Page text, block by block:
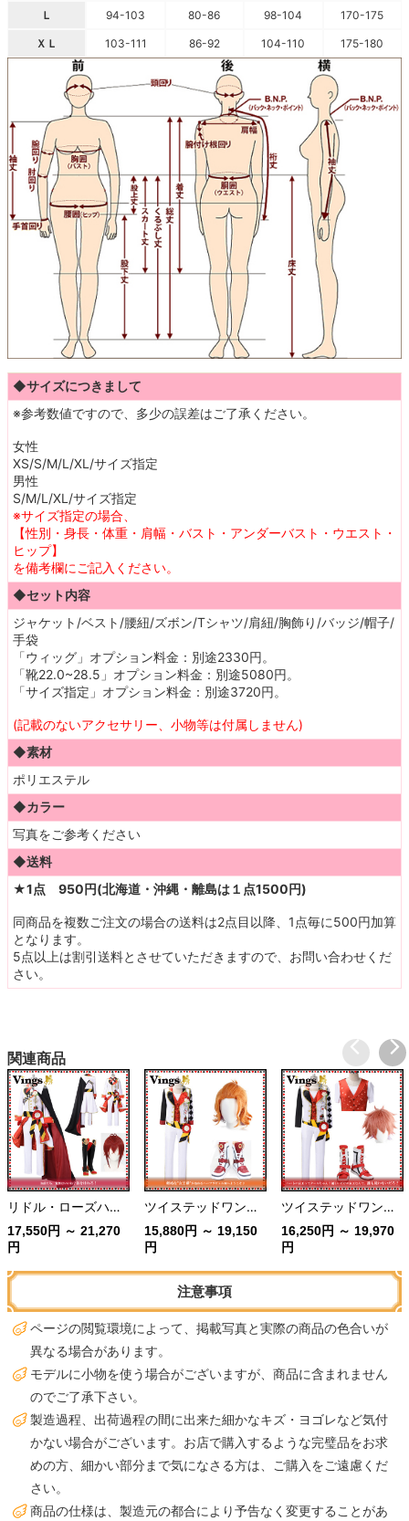
Ｌ
ＸＬ
94-103
103-111
80-86
86-92
98-104
104-110
170-175
175-180
◆サイズにつきまして
※参考数値ですので、多少の誤差はご了承ください。
女性
XS/S/M/L/XL/サイズ指定
男性
S/M/L/XL/サイズ指定
※サイズ指定の場合、
【性別・身長・体重・肩幅・バスト・アンダーバスト・ウエスト・
ヒップ】
を備考欄にご記入ください。
◆セット内容
ジャケット/ベスト/腰紐/ズボン/Tシャツ/肩紐/胸飾り/バッジ/帽子/
手袋
「ウィッグ」オプション料金：別途2330円。
「靴22.0~28.5」オプション料金：別途5080円。
「サイズ指定」オプション料金：別途3720円。
(記載のないアクセサリー、小物等は付属しません)
◆素材
ポリエステル
◆カラー
写真をご参考ください
◆送料
★1点 950円(北海道・沖縄・離島は１点1500円)
同商品を複数ご注文の場合の送料は2点目以降、1点毎に500円加算
となります。
5点以上は割引送料とさせていただきますので、お問い合わせくだ
さい。
関連商品
リドル・ローズハート ツイステッドワンダーランド ハーツラビュル寮 寮長 寮服
17,550円 ～ 21,270
円
ツイステッドワンダーランド ケイト・ダイヤモンド 寮服 ツイステ ハーツラビュル寮
15,880円 ～ 19,150
円
ツイステッドワンダーランド ツイステ エース・トラッポラ ハーツラビュル寮 寮服
16,250円 ～ 19,970
円
注意事項
ページの閲覧環境によって、掲載写真と実際の商品の色合いが
異なる場合があります。
モデルに小物を使う場合がございますが、商品に含まれません
のでご了承下さい。
製造過程、出荷過程の間に出来た細かなキズ・ヨゴレなど気付
かない場合がございます。お店で購入するような完璧品をお求
めの方、細かい部分まで気になさる方は、ご購入をご遠慮くだ
さい。
商品の仕様は、製造元の都合により予告なく変更することがあ